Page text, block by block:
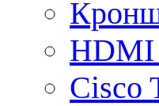
HDMI
Cisco